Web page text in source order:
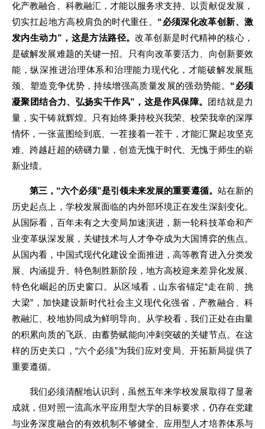
化产教融合、科教融汇，才能以服务求支持、以贡献促发展，
切实扛起地方高校肩负的时代重任。 “必须深化改革创新、激
发内生动力”，这是方法路径。改革创新是时代精神的核心，
是破解发展难题的关键一招。只有向改革要活力、向创新要效
能，纵深推进治理体系和治理能力现代化，才能破解发展瓶
颈、塑造竞争优势，持续增强高质量发展的强劲势能。 “必须
凝聚团结合力、弘扬实干作风”，这是作风保障。 团结就是力
量，实干铸就辉煌。只有始终秉持校兴我荣、校荣我幸的深厚
情怀，一张蓝图绘到底、一茬接着一茬干，才能汇聚起攻坚克
难、跨越赶超的磅礴力量，创造无愧于时代、无愧于师生的崭
新业绩。
第三，“六个必须”是引领未来发展的重要遵循。 站在新的
历史起点上，学校发展面临的内外部环境正在发生深刻变化。
从国际看，百年未有之大变局加速演进，新一轮科技革命和产
业变革纵深发展，关键技术与人才争夺成为大国博弈的焦点。
从国内看，中国式现代化建设全面推进，高等教育进入分类发
展、内涵提升、特色制胜新阶段，地方高校迎来差异化发展、
特色化崛起的历史窗口。从区域看，山东省锚定“走在前、挑
大梁”，加快建设新时代社会主义现代化强省，产教融合、科
教融汇、校地协同成为鲜明导向。从学校看，我们正处在由量
的积累向质的飞跃、由蓄势赋能向冲刺突破的关键节点。在这
样的历史关口，“六个必须”为我们应对变局、开拓新局提供了
重要遵循。
我们必须清醒地认识到，虽然五年来学校发展取得了显著
成就，但对照一流高水平应用型大学的目标要求，仍存在党建
与业务深度融合的有效机制不够健全、应用型人才培养体系与